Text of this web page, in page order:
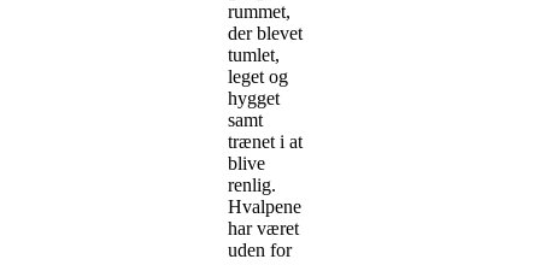
rummet,
der blevet
tumlet,
leget og
hygget
samt
trænet i at
blive
renlig.
Hvalpene
har været
uden for